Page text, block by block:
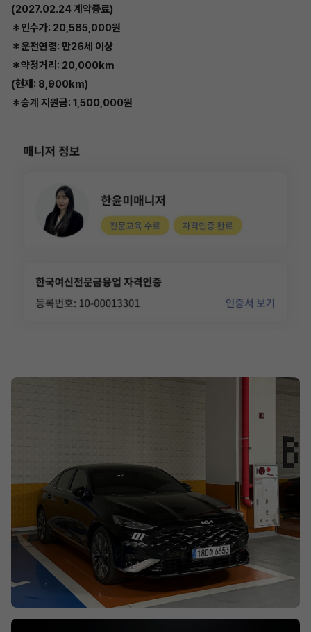
(2027.02.24 계약종료)
＊인수가: 20,585,000원
＊운전연령: 만26세 이상
＊약정거리: 20,000km
(현재: 8,900km)
＊승계 지원금: 1,500,000원